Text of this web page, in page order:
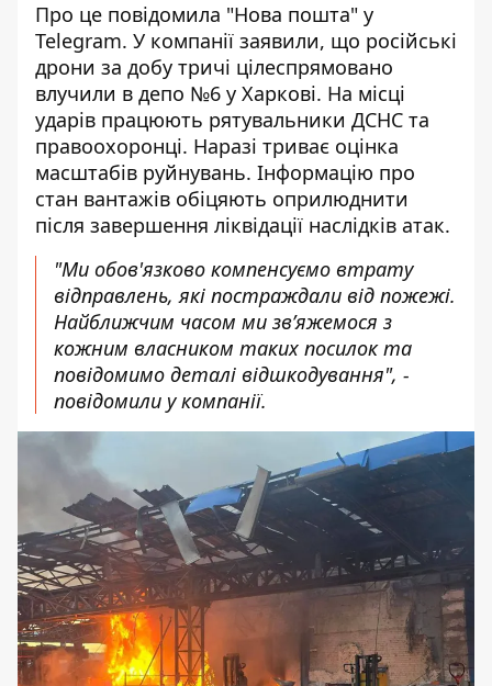
Про це повідомила "Нова пошта" у
Telegram. У компанії заявили, що російські
дрони за добу тричі цілеспрямовано
влучили в депо №6 у Харкові. На місці
ударів працюють рятувальники ДСНС та
правоохоронці. Наразі триває оцінка
масштабів руйнувань. Інформацію про
стан вантажів обіцяють оприлюднити
після завершення ліквідації наслідків атак.
"Ми обов'язково компенсуємо втрату
відправлень, які постраждали від пожежі.
Найближчим часом ми зв’яжемося з
кожним власником таких посилок та
повідомимо деталі відшкодування", -
повідомили у компанії.